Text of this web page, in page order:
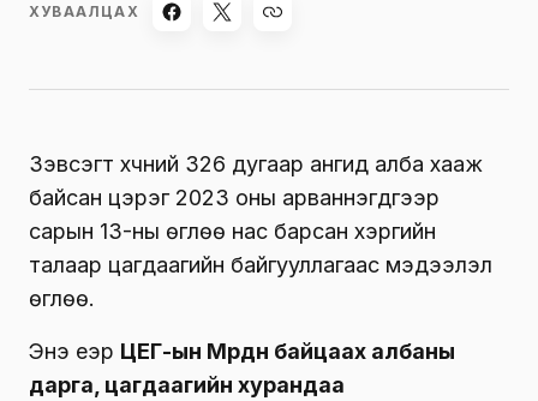
ХУВААЛЦАХ
Зэвсэгт хүчний 326 дугаар ангид алба хааж
байсан цэрэг 2023 оны арваннэгдүгээр
сарын 13-ны өглөө нас барсан хэргийн
талаар цагдаагийн байгууллагаас мэдээлэл
өглөө.
Энэ үеэр ЦЕГ-ын Мөрдөн байцаах албаны
дарга, цагдаагийн хурандаа